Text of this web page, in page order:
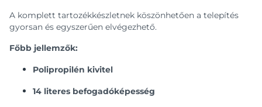
A komplett tartozékkészletnek köszönhetően a telepítés
gyorsan és egyszerűen elvégezhető.
Főbb jellemzők:
Polipropilén kivitel
14 literes befogadóképesség